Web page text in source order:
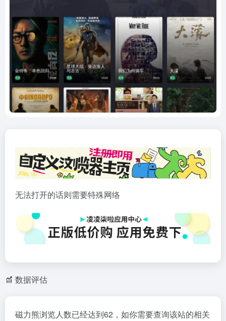
无法打开的话则需要特殊网络
数据评估
磁力熊浏览人数已经达到62，如你需要查询该站的相关